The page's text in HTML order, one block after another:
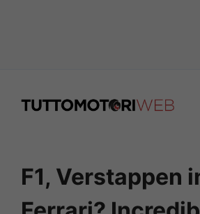
F1, Verstappen